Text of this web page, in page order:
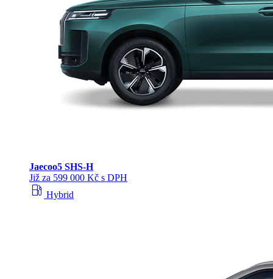
Jaecoo5 SHS-H
Již za 599 000 Kč s DPH
local_gas_station Hybrid